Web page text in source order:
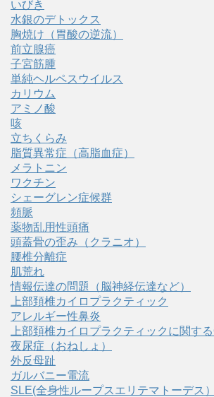
いびき
水銀のデトックス
胸焼け（胃酸の逆流）
前立腺癌
子宮筋腫
単純ヘルペスウイルス
カリウム
アミノ酸
咳
立ちくらみ
脂質異常症（高脂血症）
メラトニン
ワクチン
シェーグレン症候群
頻脈
薬物乱用性頭痛
頭蓋骨の歪み（クラニオ）
腰椎分離症
肌荒れ
情報伝達の問題（脳神経伝達など）
上部頚椎カイロプラクティック
アレルギー性鼻炎
上部頚椎カイロプラクティックに関す
夜尿症（おねしょ）
外反母趾
ガルバニー電流
SLE(全身性ループスエリテマトーデス）